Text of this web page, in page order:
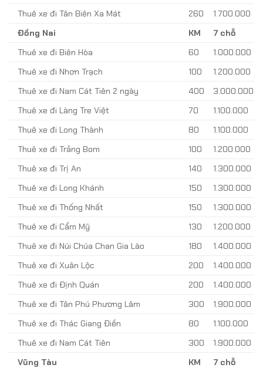
Thuê xe đi Tân Biên Xa Mát 260
1.700.000
Đồng Nai
KM
7 chỗ
Thuê xe đi Biên Hòa
60
1.000.000
Thuê xe đi Nhơn Trạch
100
1.200.000
Thuê xe đi Nam Cát Tiên 2 ngày
400
3.000.000
Thuê xe đi Làng Tre Việt
70
1.100.000
Thuê xe đi Long Thành
80
1.100.000
Thuê xe đi Trảng Bom
100
1.200.000
Thuê xe đi Trị An
140
1.300.000
Thuê xe đi Long Khánh
150
1.300.000
Thuê xe đi Thống Nhất
150
1.300.000
Thuê xe đi Cẩm Mỹ
130
1.200.000
Thuê xe đi Núi Chúa Chan Gia Lào
180
1.400.000
Thuê xe đi Xuân Lộc
200
1.400.000
Thuê xe đi Định Quán
200
1.400.000
Thuê xe đi Tân Phú Phương Lâm
300
1.900.000
Thuê xe đi Thác Giang Điền
80
1.100.000
Thuê xe đi Nam Cát Tiên
300
1.900.000
Vũng Tàu
KM
7 chỗ